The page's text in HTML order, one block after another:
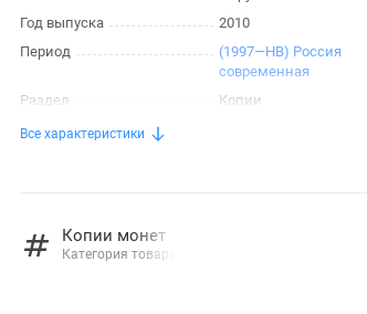
Год выпуска
2010
Период
(1997—НВ) Россия
современная
Раздел
Копии
Все характеристики
Копии монет
Категория товара